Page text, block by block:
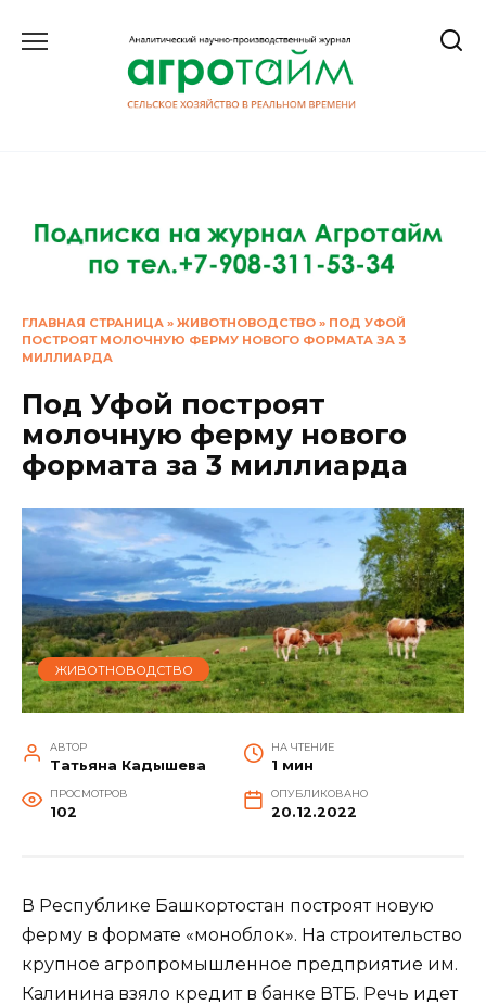
ГЛАВНАЯ СТРАНИЦА » ЖИВОТНОВОДСТВО » ПОД УФОЙ
ПОСТРОЯТ МОЛОЧНУЮ ФЕРМУ НОВОГО ФОРМАТА ЗА 3
МИЛЛИАРДА
Под Уфой построят
молочную ферму нового
формата за 3 миллиарда
ЖИВОТНОВОДСТВО
АВТОР
Татьяна Кадышева
НА ЧТЕНИЕ
1 мин
ПРОСМОТРОВ
102
ОПУБЛИКОВАНО
20.12.2022
В Республике Башкортостан построят новую
ферму в формате «моноблок». На строительство
крупное агропромышленное предприятие им.
Калинина взяло кредит в банке ВТБ. Речь идет